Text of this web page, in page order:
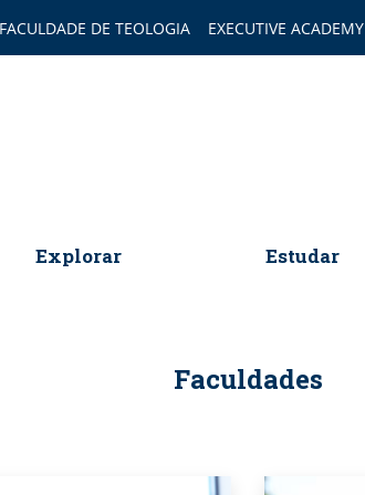
FACULDADE DE TEOLOGIA EXECUTIVE ACADEMY
Explorar Estudar
Faculdades